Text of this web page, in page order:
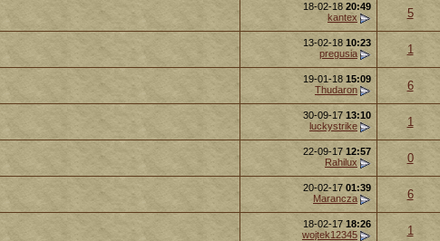
18-02-18 20:49
kantex
5
13-02-18 10:23
pregusia
1
19-01-18 15:09
Thudaron
6
30-09-17 13:10
luckystrike
1
22-09-17 12:57
Rahilux
0
20-02-17 01:39
Marancza
6
18-02-17 18:26
wojtek12345
1